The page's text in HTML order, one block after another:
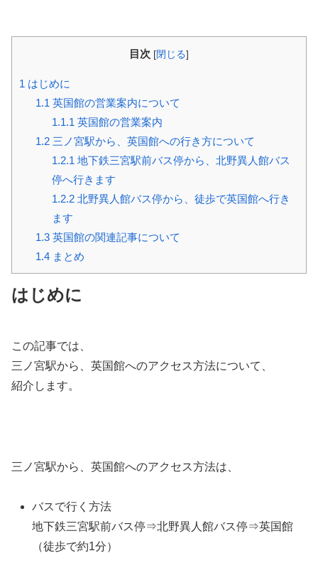
目次 [閉じる]
1 はじめに
1.1 英国館の営業案内について
1.1.1 英国館の営業案内
1.2三ノ宮駅から、英国館への行き方について
1.2.1 地下鉄三宮駅前バス停から、北野異人館バス
停へ行きます
1.2.2北野異人館バス停から、徒歩で英国館へ行き
ます
1.3英国館の関連記事について
1.4まとめ
はじめに
この記事では、
三ノ宮駅から、英国館へのアクセス方法について、
紹介します。
三ノ宮駅から、英国館へのアクセス方法は、
バスで行く方法
地下鉄三宮駅前バス停⇒北野異人館バス停⇒英国館
（徒歩で約1分）